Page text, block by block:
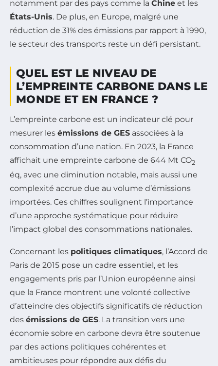
notamment par des pays comme la Chine et les
États-Unis. De plus, en Europe, malgré une
réduction de 31% des émissions par rapport à 1990,
le secteur des transports reste un défi persistant.
QUEL EST LE NIVEAU DE
L’EMPREINTE CARBONE DANS LE
MONDE ET EN FRANCE ?
L’empreinte carbone est un indicateur clé pour
mesurer les émissions de GES associées à la
consommation d’une nation. En 2023, la France
affichait une empreinte carbone de 644 Mt CO2
éq, avec une diminution notable, mais aussi une
complexité accrue due au volume d’émissions
importées. Ces chiffres soulignent l’importance
d’une approche systématique pour réduire
l’impact global des consommations nationales.
Concernant les politiques climatiques, l’Accord de
Paris de 2015 pose un cadre essentiel, et les
engagements pris par l’Union européenne ainsi
que la France montrent une volonté collective
d’atteindre des objectifs significatifs de réduction
des émissions de GES. La transition vers une
économie sobre en carbone devra être soutenue
par des actions politiques cohérentes et
ambitieuses pour répondre aux défis du